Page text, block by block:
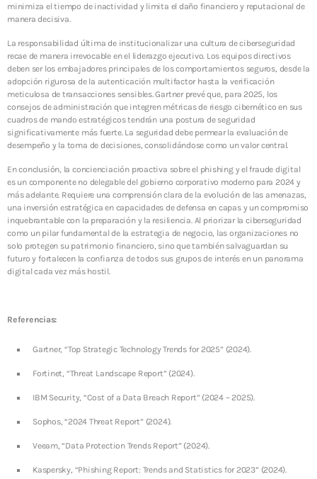
minimiza el tiempo de inactividad y limita el daño financiero y reputacional de
manera decisiva.
La responsabilidad última de institucionalizar una cultura de ciberseguridad
recae de manera irrevocable en el liderazgo ejecutivo. Los equipos directivos
deben ser los embajadores principales de los comportamientos seguros, desde la
adopción rigurosa de la autenticación multifactor hasta la verificación
meticulosa de transacciones sensibles. Gartner prevé que, para 2025, los
consejos de administración que integren métricas de riesgo cibernético en sus
cuadros de mando estratégicos tendrán una postura de seguridad
significativamente más fuerte. La seguridad debe permear la evaluación de
desempeño y la toma de decisiones, consolidándose como un valor central.
En conclusión, la concienciación proactiva sobre el phishing y el fraude digital
es un componente no delegable del gobierno corporativo moderno para 2024 y
más adelante. Requiere una comprensión clara de la evolución de las amenazas,
una inversión estratégica en capacidades de defensa en capas y un compromiso
inquebrantable con la preparación y la resiliencia. Al priorizar la ciberseguridad
como un pilar fundamental de la estrategia de negocio, las organizaciones no
solo protegen su patrimonio financiero, sino que también salvaguardan su
futuro y fortalecen la confianza de todos sus grupos de interés en un panorama
digital cada vez más hostil.
Referencias:
Gartner, “Top Strategic Technology Trends for 2025” (2024).
Fortinet, “Threat Landscape Report” (2024).
IBM Security, “Cost of a Data Breach Report” (2024 – 2025).
Sophos, “2024 Threat Report” (2024).
Veeam, “Data Protection Trends Report” (2024).
Kaspersky, “Phishing Report: Trends and Statistics for 2023” (2024).